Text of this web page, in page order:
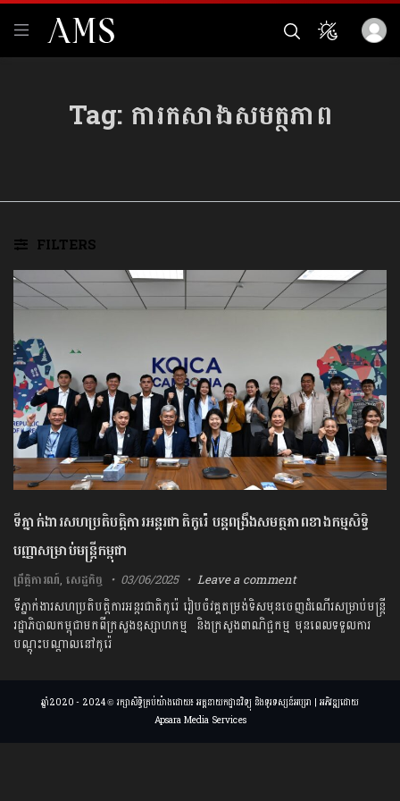
Tag: ការកសាងសមត្ថភាព
FILTERS
ទីភ្នាក់ងារសហប្រតិបត្តិការអន្តរជាតិកូរ៉េ បន្តពង្រឹងសមត្ថភាពខាងកម្មសិទ្ធិ
បញ្ញាសម្រាប់មន្ត្រីកម្ពុជា
ព្រឹត្តិការណ៍,សេដ្ឋកិច្ច 03/06/2025 Leave a comment
ទីភ្នាក់ងារសហប្រតិបត្តិការអន្តរជាតិកូរ៉េ រៀបចំវគ្គតម្រង់ទិសមុនចេញដំណើរសម្រាប់មន្ត្រី
រដ្ឋាភិបាលកម្ពុជាមកពីក្រសួង​ឧស្សាហកម្ម ​និងក្រសួងពាណិជ្ជកម្ម មុនពេលទទួលការ
បណ្តុះបណ្តាលនៅកូរ៉េ
ឆ្នាំ2020 - 2024 © រក្សាសិទ្ធិគ្រប់យ៉ាងដោយ៖ អគ្គនាយកដ្ឋានវិទ្យុ និងទូរទស្សន៍អប្សរា | អភិវឌ្ឍដោយ
Apsara Media Services